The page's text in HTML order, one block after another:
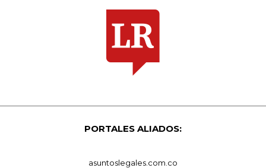
PORTALES ALIADOS:
asuntoslegales.com.co